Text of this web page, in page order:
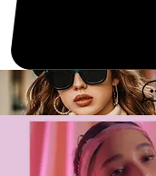
get it